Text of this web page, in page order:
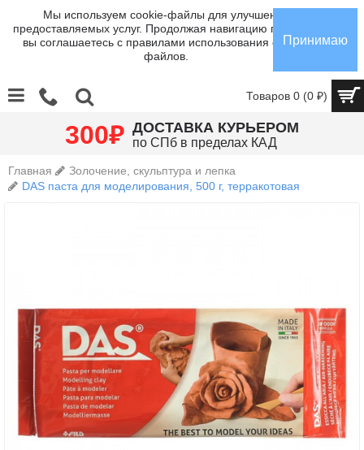
Мы используем cookie-файлы для улучшения
предоставляемых услуг. Продолжая навигацию по сайту,
вы соглашаетесь с правилами использования cookie-
файлов.
Принимаю
Товаров 0 (0 ₽)
300₽ ДОСТАВКА КУРЬЕРОМ
по СПб в пределах КАД
Главная
Золочение, скульптура и лепка
DAS паста для моделирования, 500 г, терракотовая